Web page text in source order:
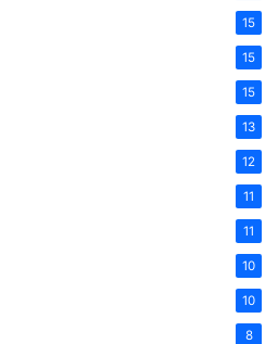
15
15
15
13
12
11
11
10
10
8